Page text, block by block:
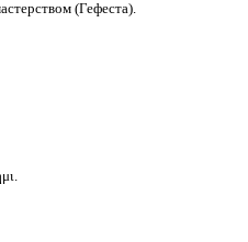
(Гефеста).